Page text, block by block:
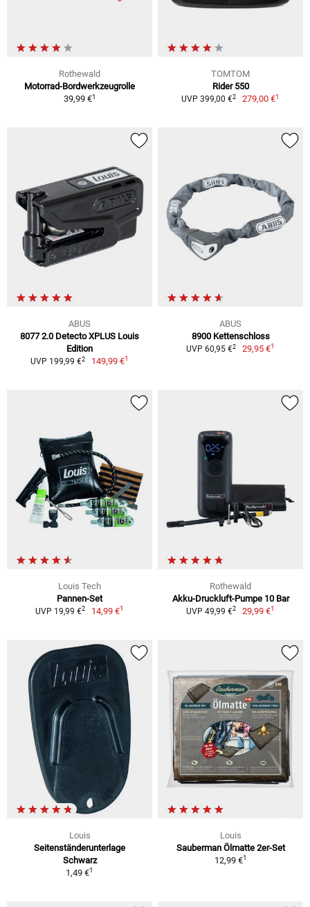
Rothewald
Motorrad-Bordwerkzeugrolle
39,99 €1
TOMTOM
Rider 550
UVP 399,00 €2 279,00 €1
ABUS
8077 2.0 Detecto XPLUS Louis
Edition
UVP 199,99 €2 149,99 €1
ABUS
8900 Kettenschloss
UVP 60,95 €2 29,95 €1
Louis Tech
Pannen-Set
UVP 19,99 €2 14,99 €1
Rothewald
Akku-Druckluft-Pumpe 10 Bar
UVP 49,99 €2 29,99 €1
Louis
Seitenständerunterlage
Schwarz
1,49 €1
Louis
Sauberman Ölmatte 2er-Set
12,99 €1